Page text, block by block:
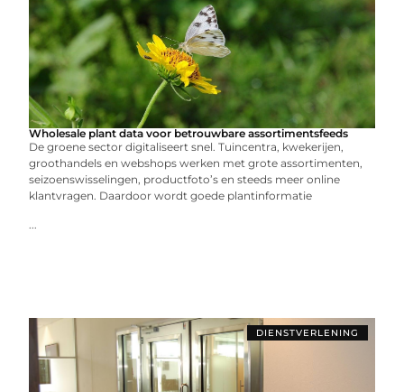
Wholesale plant data voor betrouwbare assortimentsfeeds
De groene sector digitaliseert snel. Tuincentra, kwekerijen,
groothandels en webshops werken met grote assortimenten,
seizoenswisselingen, productfoto’s en steeds meer online
klantvragen. Daardoor wordt goede plantinformatie
...
DIENSTVERLENING